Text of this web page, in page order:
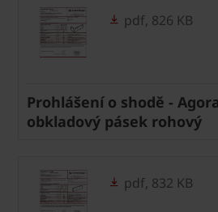
pdf, 826 KB
Prohlášení o shodě -
obkladový pásek rohový
pdf, 832 KB